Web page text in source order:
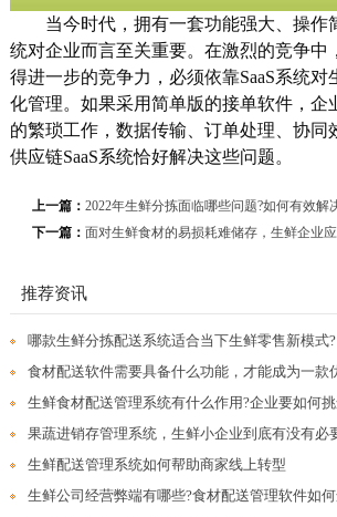
当今时代，拥有一套功能强大、操作
统对企业而言至关重要。在激烈的竞争中
得进一步的竞争力，必须依靠SaaS系统对
化管理。如果采用简单版的接单软件，企
的繁琐工作，数据传输、订单处理、协同
供应链SaaS系统恰好解决这些问题。
上一篇： 2022年生鲜分拣面临哪些问题?如何有效解
下一篇： 面对生鲜食材的易损耗难储存，生鲜企业
推荐资讯
哪款生鲜分拣配送系统适合当下生鲜零售新模式?
食材配送软件需要具备什么功能，才能成为一款
生鲜食材配送管理系统有什么作用?企业要如何
果蔬进销存管理系统，生鲜小企业到底有没有必
生鲜配送管理系统如何帮助商家线上转型
生鲜公司经营弊端有哪些?食材配送管理软件如